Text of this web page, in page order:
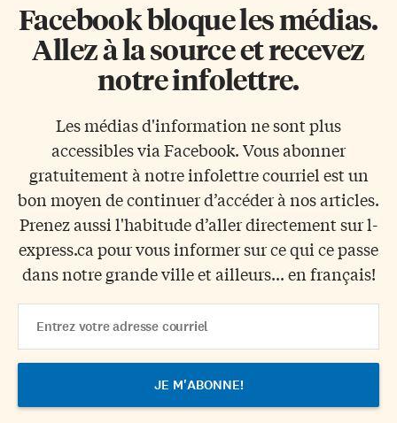
Facebook bloque les médias.
Allez à la source et recevez
notre infolettre.
Les médias d'information ne sont plus
accessibles via Facebook. Vous abonner
gratuitement à notre infolettre courriel est un
bon moyen de continuer d’accéder à nos articles.
Prenez aussi l'habitude d’aller directement sur l-
express.ca pour vous informer sur ce qui ce passe
dans notre grande ville et ailleurs... en français!
Address